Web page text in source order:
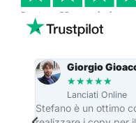
Basato su 33 recensioni
Giorgio
★★★★★
Lanciati Online
Stefano è un ottimo